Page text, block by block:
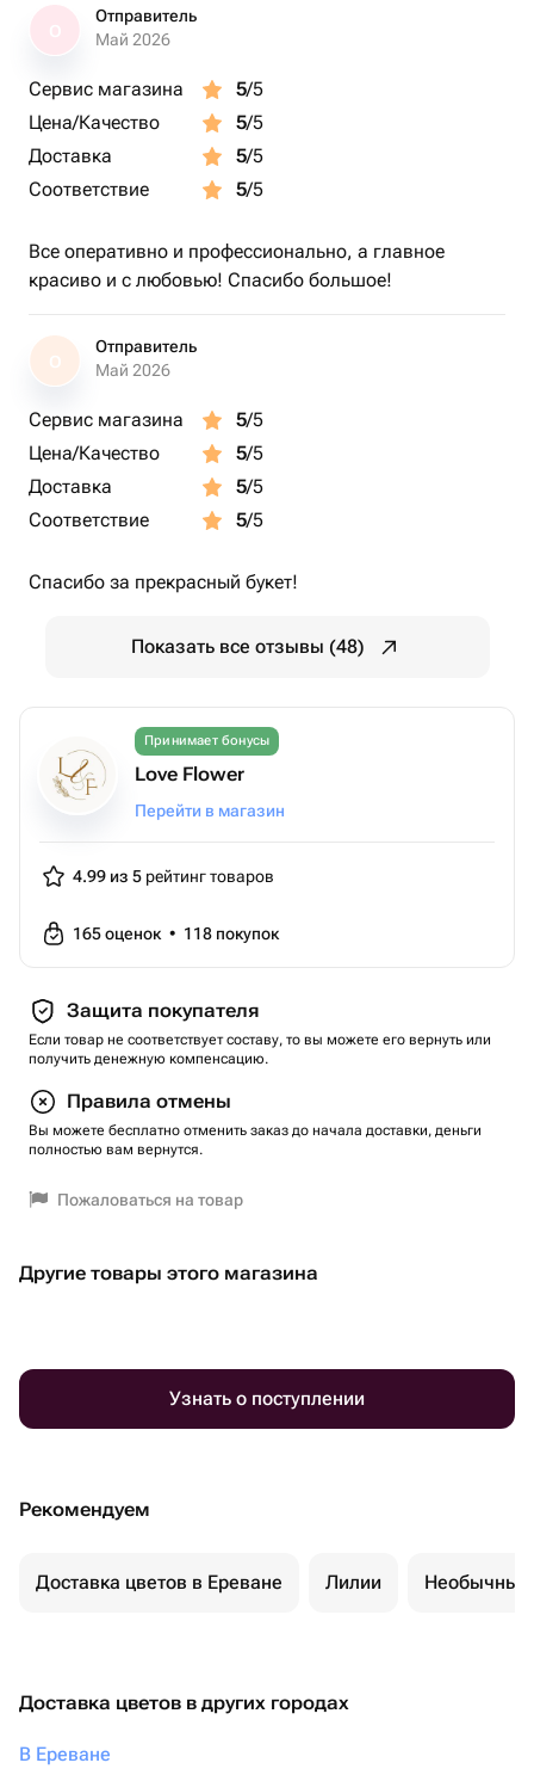
Отправитель
Май 2026
Сервис магазина 5/5
Цена/Качество
5/5
Доставка
5/5
Соответствие
5/5
Все оперативно и профессионально, а главное
красиво и с любовью! Спасибо большое!
О
Отправитель
Май 2026
Сервис магазина 5/5
Цена/Качество
5/5
Доставка
5/5
Соответствие
5/5
Спасибо за прекрасный букет!
Показать все отзывы (48)
Принимает бонусы
Love Flower
Перейти в магазин
4.99 из 5 рейтинг товаров
165оценок • 118 покупок
Защита покупателя
Если товар не соответствует составу, то вы можете его вернуть или
получить денежную компенсацию.
Правила отмены
Вы можете бесплатно отменить заказ до начала доставки, деньги
полностью вам вернутся.
Пожаловаться на товар
Другие товары этого магазина
Узнать о поступлении
Рекомендуем
Доставка цветов в Ереване Лилии Необычные
Доставка цветов в других городах
В Ереване